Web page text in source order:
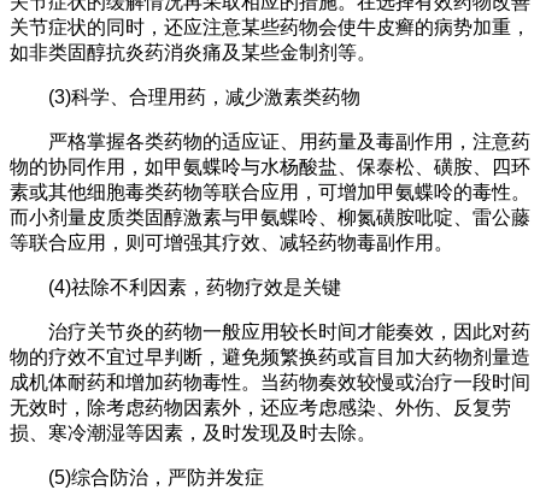
关节症状的同时，还应注意某些药物会使牛皮癣的病势加重，
如非类固醇抗炎药消炎痛及某些金制剂等。
(3)科学、合理用药，减少激素类药物
严格掌握各类药物的适应证、用药量及毒副作用，注意药
物的协同作用，如甲氨蝶呤与水杨酸盐、保泰松、磺胺、四环
素或其他细胞毒类药物等联合应用，可增加甲氨蝶呤的毒性。
而小剂量皮质类固醇激素与甲氨蝶呤、柳氮磺胺吡啶、雷公藤
等联合应用，则可增强其疗效、减轻药物毒副作用。
(4)祛除不利因素，药物疗效是关键
治疗关节炎的药物一般应用较长时间才能奏效，因此对药
物的疗效不宜过早判断，避免频繁换药或盲目加大药物剂量造
成机体耐药和增加药物毒性。当药物奏效较慢或治疗一段时间
无效时，除考虑药物因素外，还应考虑感染、外伤、反复劳
损、寒冷潮湿等因素，及时发现及时去除。
(5)综合防治，严防并发症